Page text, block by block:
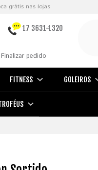
grátis nas lojas
17 3631-1320
Finalizar pedido
FITNESS GOLEIROS